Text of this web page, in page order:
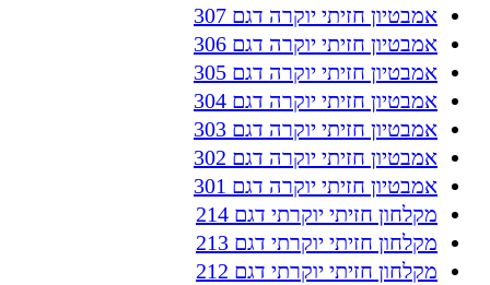
אמבטיון חזיתי יוקרה דגם 307
אמבטיון חזיתי יוקרה דגם 306
אמבטיון חזיתי יוקרה דגם 305
אמבטיון חזיתי יוקרה דגם 304
אמבטיון חזיתי יוקרה דגם 303
אמבטיון חזיתי יוקרה דגם 302
אמבטיון חזיתי יוקרה דגם 301
מקלחון חזיתי יוקרתי דגם 214
מקלחון חזיתי יוקרתי דגם 213
מקלחון חזיתי יוקרתי דגם 212